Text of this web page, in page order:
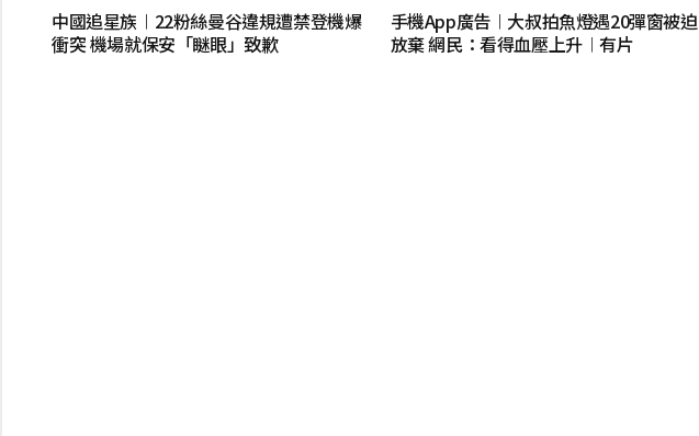
中國追星族︱22粉絲曼谷違規遭禁登機爆
衝突 機場就保安「瞇眼」致歉
手機App廣告︱大叔拍魚燈遇20彈窗被迫
放棄 網民：看得血壓上升︱有片